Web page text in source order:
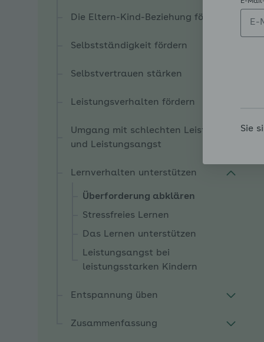
Sie
Die Eltern-Kind-Beziehung fördern
Selbstständigkeit fördern
Selbstvertrauen stärken
Leistungsverhalten fördern
Umgang mit schlechten Leistungen
und Leistungsangst
Lernverhalten unterstützen
Überforderung abklären
Stressfreies Lernen
Das Lernen unterstützen
Leistungsangst bei
leistungsstarken Kindern
Entspannung üben
Zusammenfassung